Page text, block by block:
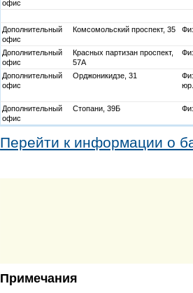
офис
Дополнительный
офис
Комсомольский проспект, 35
Дополнительный
офис
Красных партизан проспект,
57А
Дополнительный
офис
Орджоникидзе, 31
Дополнительный
офис
Стопани, 39Б
Перейти к информации о
Примечания